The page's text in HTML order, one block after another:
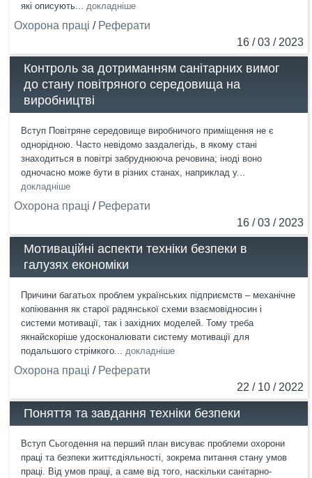
які описують... докладніше
Охорона праці / Реферати
16 / 03 / 2023
Контроль за дотриманням санітарних вимог
до стану повітряного середовища на
виробництві
Вступ Повітряне середовище виробничого приміщення не є
однорідною. Часто невідомо заздалегідь, в якому стані
знаходиться в повітрі забруднююча речовина; іноді воно
одночасно може бути в різних станах, наприклад у...
докладніше
Охорона праці / Реферати
16 / 03 / 2023
Мотиваційні аспекти техніки безпеки в
галузях економіки
Причини багатьох проблем українських підприємств – механічне
копіювання як старої радянської схеми взаємовідносин і
системи мотивації, так і західних моделей. Тому треба
якнайскоріше удосконалювати систему мотивації для
подальшого стрімкого... докладніше
Охорона праці / Реферати
22 / 10 / 2022
Поняття та завдання техніки безпеки
Вступ Сьогодення на перший план висуває проблеми охорони
праці та безпеки життєдіяльності, зокрема питання стану умов
праці. Від умов праці, а саме від того, наскільки санітарно-